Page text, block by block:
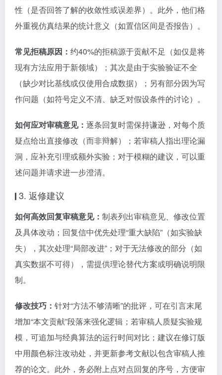
性（是否回答了解的收敛性或误差界）。此外，他们格
外重视仿真结果的统计意义（如置信区间是否报告）。
常见拒稿原因： 约40%的拒稿源于贡献不足（如仅是将
现有方法应用于新领域）；其次是由于实验验证不全
（缺少对比基线或仅使用合成数据）；另有部分因为写
作问题（如符号定义不清、缺乏对假设条件的讨论）。
如何应对审稿意见： 逐条回复时需保持谦逊，对每个质
疑点给出直接修改（而非辩解）；若审稿人指出理论漏
洞，应补充引理或额外实验；对于模糊的建议，可以重
述问题并请求进一步澄清。
3. 返修建议
如何高效回复审稿意见： 制表列出审稿意见、修改位置
及具体改动；回复信中优先处理“重大缺陷”（如实验缺
失），其次处理“局部改进”；对于无法修改的部分（如
真实数据不可得），需提供理论替代方案或明确说明限
制。
修改技巧： 针对“方法不够清晰”的批评，可在引言末尾
增加“本文贡献”段落来强化逻辑；若审稿人质疑实验规
模，可追加与经典算法的运行时间对比；建议在修订版
中用颜色标注改动处，并更新参考文献以包含审稿人推
荐的论文。此外，务必附上点对点回复的序号，方便审